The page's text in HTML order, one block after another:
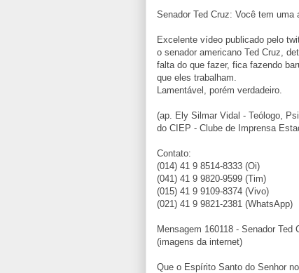
Senador Ted Cruz: Você tem
Excelente vídeo publicado pelo
o senador americano Ted Cruz,
falta do que fazer, fica fazendo
que eles trabalham.
Lamentável, porém verdadeiro.
(ap. Ely Silmar Vidal - Teólogo,
do CIEP - Clube de Imprensa
Contato:
(014) 41 9 8514-8333 (Oi)
(041) 41 9 9820-9599 (Tim)
(015) 41 9 9109-8374 (Vivo)
(021) 41 9 9821-2381 (WhatsApp)
Mensagem 160118 - Senador
(imagens da internet)
Que o Espírito Santo do Senhor